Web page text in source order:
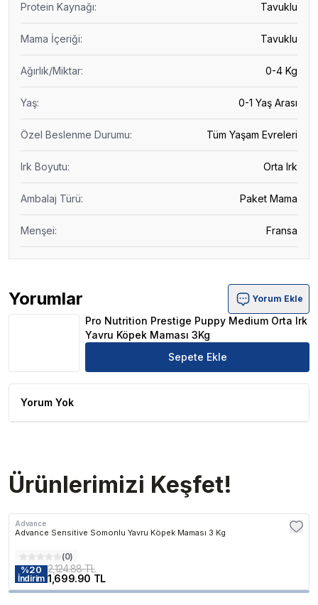
Protein Kaynağı: Tavuklu
Mama İçeriği: Tavuklu
Ağırlık/Miktar: 0-4 Kg
Yaş: 0-1 Yaş Arası
Özel Beslenme Durumu: Tüm Yaşam Evreleri
Irk Boyutu: Orta Irk
Ambalaj Türü: Paket Mama
Menşei: Fransa
Yorumlar
Pro Nutrition Prestige Puppy Medium Orta Irk Yavru
Yorum Ekle
Pro Nutrition Prestige Puppy Medium Orta Irk
Yavru Köpek Maması 3Kg
Sepete Ekle
Yorum Yok
Ürünlerimizi Keşfet!
Advance
Advance Sensitive Somonlu Yavru Köpek Maması 3 Kg
(0)
%20
İndirim
2,124.88 TL
1,699.90 TL